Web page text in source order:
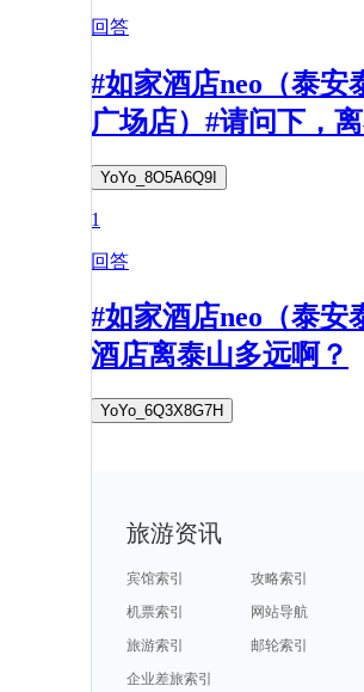
回答
#如家酒店neo（泰安
广场店）#请问下，
YoYo_8O5A6Q9I
1
回答
#如家酒店neo（泰安
酒店离泰山多远啊？
YoYo_6Q3X8G7H
旅游资讯
宾馆索引
攻略索引
机票索引
网站导航
旅游索引
邮轮索引
企业差旅索引